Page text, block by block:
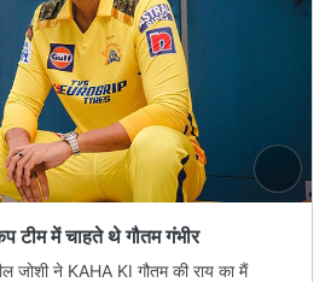
टीम में चाहते थे गौतम गंभीर
जोशी ने KAHA KI गौतम की राय का मैं